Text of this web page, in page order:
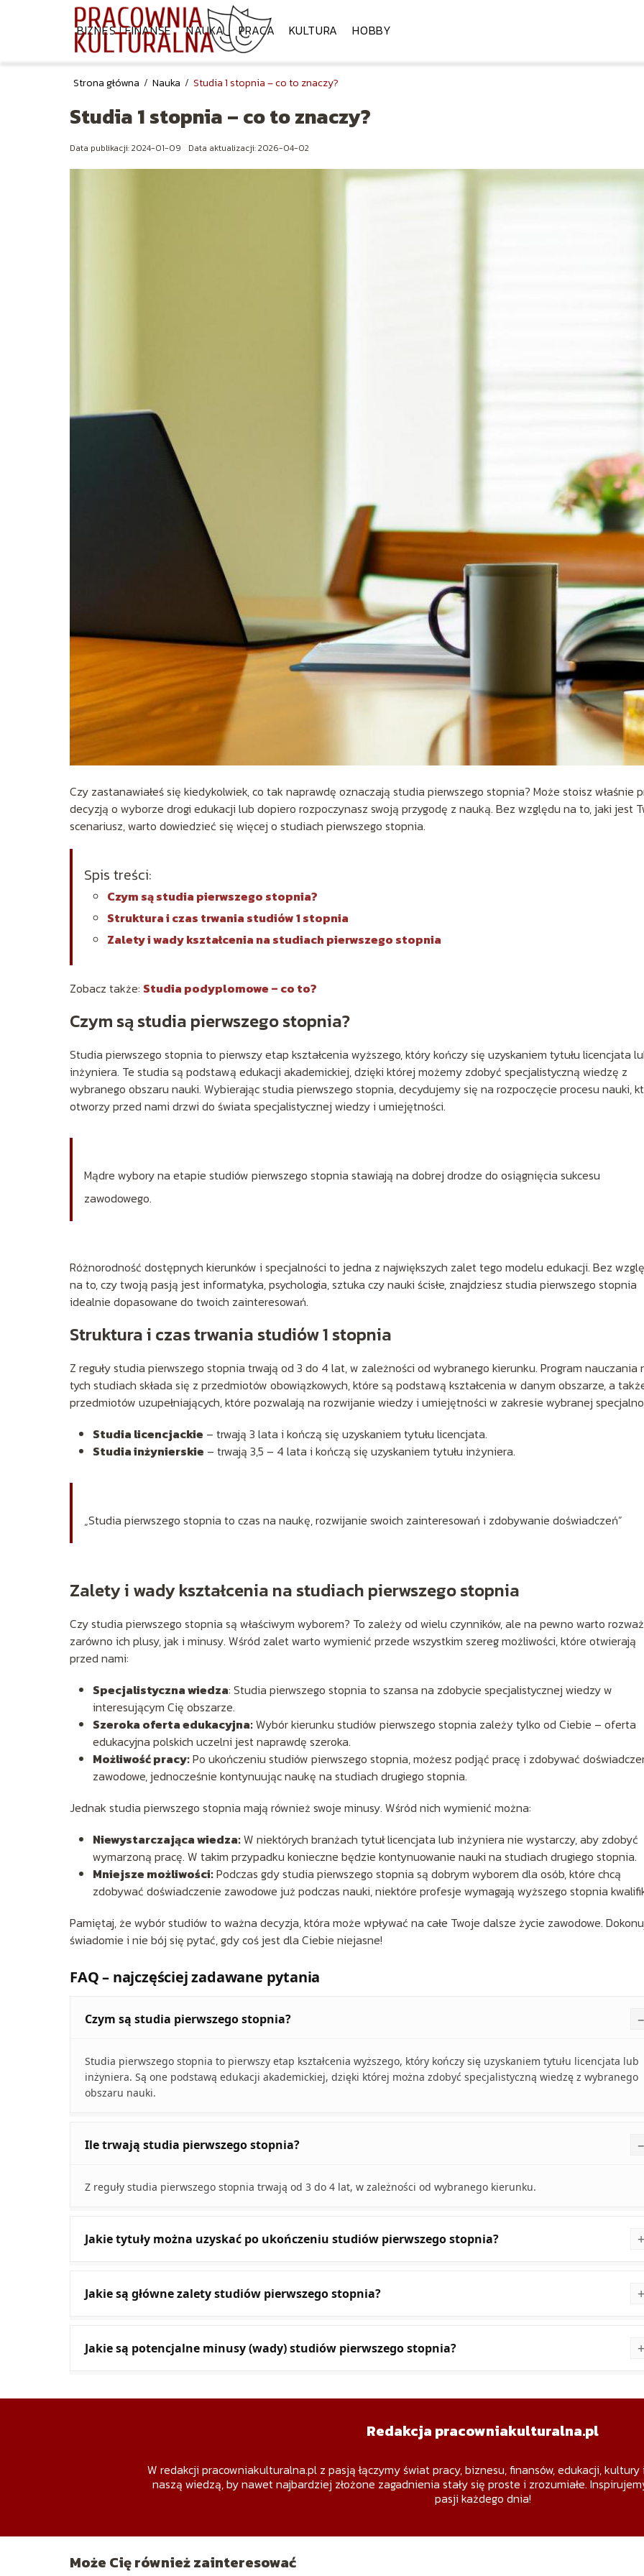
BIZNES I FINANSE NAUKA PRACA KULTURA HOBBY
Strona główna / Nauka / Studia 1 stopnia – co to znaczy?
Studia 1 stopnia – co to znaczy?
Data publikacji: 2024-01-09 Data aktualizacji: 2026-04-02
Czy zastanawiałeś się kiedykolwiek, co tak naprawdę oznaczają studia pierwszego stopnia? Może stoisz właśnie
decyzją o wyborze drogi edukacji lub dopiero rozpoczynasz swoją przygodę z nauką. Bez względu na to, jaki jest
scenariusz, warto dowiedzieć się więcej o studiach pierwszego stopnia.
Spis treści:
Czym są studia pierwszego stopnia?
Struktura i czas trwania studiów 1 stopnia
Zalety i wady kształcenia na studiach pierwszego stopnia
Zobacz także: Studia podyplomowe – co to?
Czym są studia pierwszego stopnia?
Studia pierwszego stopnia to pierwszy etap kształcenia wyższego, który kończy się uzyskaniem tytułu licencjata
inżyniera. Te studia są podstawą edukacji akademickiej, dzięki której możemy zdobyć specjalistyczną wiedzę z
wybranego obszaru nauki. Wybierając studia pierwszego stopnia, decydujemy się na rozpoczęcie procesu nauki,
otworzy przed nami drzwi do świata specjalistycznej wiedzy i umiejętności.
Mądre wybory na etapie studiów pierwszego stopnia stawiają na dobrej drodze do osiągnięcia sukcesu
zawodowego.
Różnorodność dostępnych kierunków i specjalności to jedna z największych zalet tego modelu edukacji. Bez
na to, czy twoją pasją jest informatyka, psychologia, sztuka czy nauki ścisłe, znajdziesz studia pierwszego stopnia
idealnie dopasowane do twoich zainteresowań.
Struktura i czas trwania studiów 1 stopnia
Z reguły studia pierwszego stopnia trwają od 3 do 4 lat, w zależności od wybranego kierunku. Program nauczania
tych studiach składa się z przedmiotów obowiązkowych, które są podstawą kształcenia w danym obszarze, a
przedmiotów uzupełniających, które pozwalają na rozwijanie wiedzy i umiejętności w zakresie wybranej
Studia licencjackie – trwają 3 lata i kończą się uzyskaniem tytułu licencjata.
Studia inżynierskie – trwają 3,5 – 4 lata i kończą się uzyskaniem tytułu inżyniera.
„Studia pierwszego stopnia to czas na naukę, rozwijanie swoich zainteresowań i zdobywanie doświadczeń”
Zalety i wady kształcenia na studiach pierwszego stopnia
Czy studia pierwszego stopnia są właściwym wyborem? To zależy od wielu czynników, ale na pewno warto
zarówno ich plusy, jak i minusy. Wśród zalet warto wymienić przede wszystkim szereg możliwości, które otwierają
przed nami:
Specjalistyczna wiedza: Studia pierwszego stopnia to szansa na zdobycie specjalistycznej wiedzy w
interesującym Cię obszarze.
Szeroka oferta edukacyjna:Wybór kierunku studiów pierwszego stopnia zależy tylko od Ciebie – oferta
edukacyjna polskich uczelni jest naprawdę szeroka.
Możliwość pracy:Po ukończeniu studiów pierwszego stopnia, możesz podjąć pracę i zdobywać
zawodowe, jednocześnie kontynuując naukę na studiach drugiego stopnia.
Jednak studia pierwszego stopnia mają również swoje minusy. Wśród nich wymienić można:
Niewystarczająca wiedza:W niektórych branżach tytuł licencjata lub inżyniera nie wystarczy, aby zdobyć
wymarzoną pracę. W takim przypadku konieczne będzie kontynuowanie nauki na studiach drugiego stopnia.
Mniejsze możliwości:Podczas gdy studia pierwszego stopnia są dobrym wyborem dla osób, które chcą
zdobywać doświadczenie zawodowe już podczas nauki, niektóre profesje wymagają wyższego stopnia
Pamiętaj, że wybór studiów to ważna decyzja, która może wpływać na całe Twoje dalsze życie zawodowe.
świadomie i nie bój się pytać, gdy coś jest dla Ciebie niejasne!
FAQ – najczęściej zadawane pytania
Czym są studia pierwszego stopnia?
Studia pierwszego stopnia to pierwszy etap kształcenia wyższego, który kończy się uzyskaniem tytułu licencjata lub
inżyniera. Są one podstawą edukacji akademickiej, dzięki której można zdobyć specjalistyczną wiedzę z wybranego
obszaru nauki.
Ile trwają studia pierwszego stopnia?
Z reguły studia pierwszego stopnia trwają od 3 do 4 lat, w zależności od wybranego kierunku.
Jakie tytuły można uzyskać po ukończeniu studiów pierwszego stopnia?
Jakie są główne zalety studiów pierwszego stopnia?
Jakie są potencjalne minusy (wady) studiów pierwszego stopnia?
Redakcja pracowniakulturalna.pl
W redakcji pracowniakulturalna.pl z pasją łączymy świat pracy, biznesu, finansów, edukacji,
naszą wiedzą, by nawet najbardziej złożone zagadnienia stały się proste i zrozumiałe.
pasji każdego dnia!
Może Cię również zainteresować